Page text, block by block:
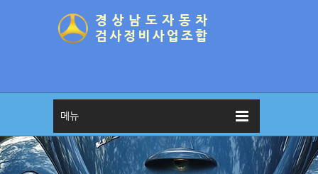
메뉴